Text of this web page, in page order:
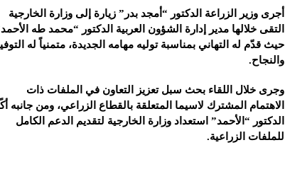
أجرى وزير الزراعة الدكتور “أمجد بدر” زيارة إلى وزارة الخارجية
التقى خلالها مدير إدارة الشؤون العربية الدكتور “محمد طه
حيث قدّم له التهاني بمناسبة توليه مهامه الجديدة، متمنياً له
والنجاح.
وجرى خلال اللقاء بحث سبل تعزيز التعاون في الملفات ذات
الاهتمام المشترك لاسيما المتعلقة بالقطاع الزراعي، ومن جانبه
الدكتور “الأحمد” استعداد وزارة الخارجية لتقديم الدعم الكامل
للملفات الزراعية.